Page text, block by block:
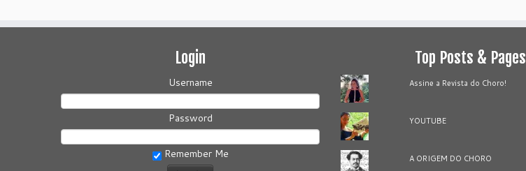
Login
Username
Password
Remember Me
Top Posts & Pages
Assine a Revista do Choro!
YOUTUBE
A ORIGEM DO CHORO